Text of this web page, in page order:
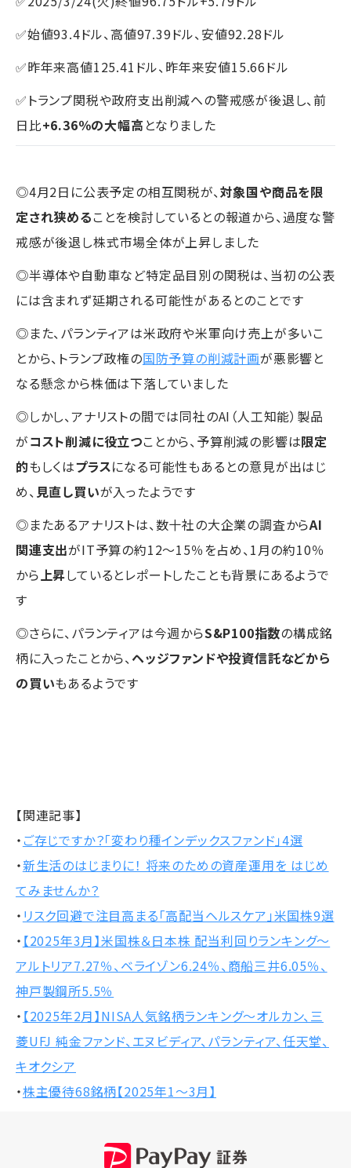
✅始値93.4ドル、高値97.39ドル、安値92.28ドル
✅昨年来高値125.41ドル、昨年来安値15.66ドル
✅トランプ関税や政府支出削減への警戒感が後退し、前
日比+6.36％の大幅高 となりました
◎4月2日に公表予定の相互関税が、対象国や商品を限
定され狭めることを検討しているとの報道から、過度な警
戒感が後退し株式市場全体が上昇しました
◎半導体や自動車など特定品目別の関税は、当初の公表
には含まれず延期される可能性があるとのことです
◎また、パランティアは米政府や米軍向け売上が多いこ
とから、トランプ政権の国防予算の削減計画が悪影響と
なる懸念から株価は下落していました
◎しかし、アナリストの間では同社のAI（人工知能）製品
がコスト削減に役立つことから、予算削減の影響は限定
的もしくはプラスになる可能性もあるとの意見が出はじ
め、見直し買いが入ったようです
◎またあるアナリストは、数十社の大企業の調査からAI
関連支出がIT予算の約12～15％を占め、1月の約10％
から上昇しているとレポートしたことも背景にあるようで
す
◎さらに、パランティアは今週からS&P100指数の構成銘
柄に入ったことから、ヘッジファンドや投資信託などから
の買いもあるようです
【関連記事】
・ ご存じですか？「変わり種インデックスファンド」4選
・新生活のはじまりに！ 将来のための資産運用を はじめ
てみませんか？
・ リスク回避で注目高まる「高配当ヘルスケア」米国株9選
・ 【2025年3月】米国株＆日本株 配当利回りランキング～
アルトリア7.27％、ベライゾン6.24％、商船三井6.05％、
神戸製鋼所5.5％
・ 【2025年2月】NISA人気銘柄ランキング～オルカン、三
菱UFJ 純金ファンド、エヌビディア、パランティア、任天堂、
キオクシア
・株主優待68銘柄【2025年1～3月】